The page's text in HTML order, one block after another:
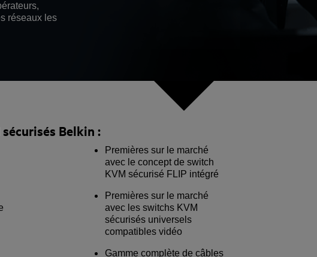
réseaux les
Belkin :
Premières sur le marché
avec le concept de switch
KVM sécurisé FLIP intégré
Premières sur le marché
avec les switchs KVM
sécurisés universels
compatibles vidéo
Gamme complète de câbles